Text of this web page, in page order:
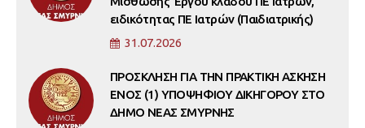
ειδικότητας ΠΕ Ιατρών (Παιδιατρικής)
31.07.2026
ΠΡΟΣΚΛΗΣΗ ΓΙΑ ΤΗΝ ΠΡΑΚΤΙΚΗ ΑΣΚΗΣΗ
ΕΝΟΣ (1) ΥΠΟΨΗΦΙΟΥ ΔΙΚΗΓΟΡΟΥ ΣΤΟ
ΔΗΜΟ ΝΕΑΣ ΣΜΥΡΝΗΣ